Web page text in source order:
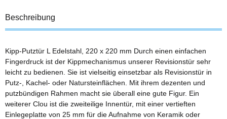
Beschreibung
Kipp-Putztür L Edelstahl, 220 x 220 mm Durch einen einfachen
Fingerdruck ist der Kippmechanismus unserer Revisionstür sehr
leicht zu bedienen. Sie ist vielseitig einsetzbar als Revisionstür in
Putz-, Kachel- oder Natursteinflächen. Mit ihrem dezenten und
putzbündigen Rahmen macht sie überall eine gute Figur. Ein
weiterer Clou ist die zweiteilige Innentür, mit einer vertieften
Einlegeplatte von 25 mm für die Aufnahme von Keramik oder